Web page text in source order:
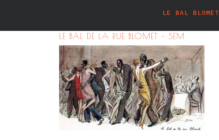
LE BAL BLOMET
LE BAL DE LA RUE BLOMET – SEM